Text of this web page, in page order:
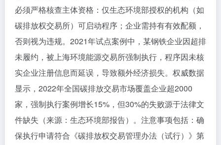
必须严格核查主体资格：仅生态环境部授权的机构（如
碳排放权交易所）可启动程序；企业需持有有效配额，
否则视为违规。2021年试点案例中，某钢铁企业因超排
未履约，被上海环境能源交易所强制执行，程序因未核
实企业注册信息而延误，导致额外经济损失。权威数据
显示，2022年全国碳排放交易市场覆盖企业超2000
家，强制执行案例增长15%，但30%的失败源于法律文
件缺失（来源：生态环境部报告）。注意事项包括：确
保执行申请符合《碳排放权交易管理办法（试行）》第